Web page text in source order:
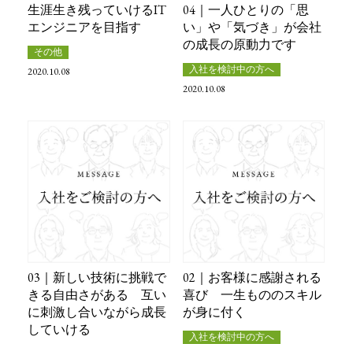
生涯生き残っていけるIT
エンジニアを目指す
その他
2020.10.08
04｜一人ひとりの「思
い」や「気づき」が会社
の成長の原動力です
入社を検討中の方へ
2020.10.08
03｜新しい技術に挑戦で
きる自由さがある 互い
に刺激し合いながら成長
していける
02｜お客様に感謝される
喜び 一生もののスキル
が身に付く
入社を検討中の方へ